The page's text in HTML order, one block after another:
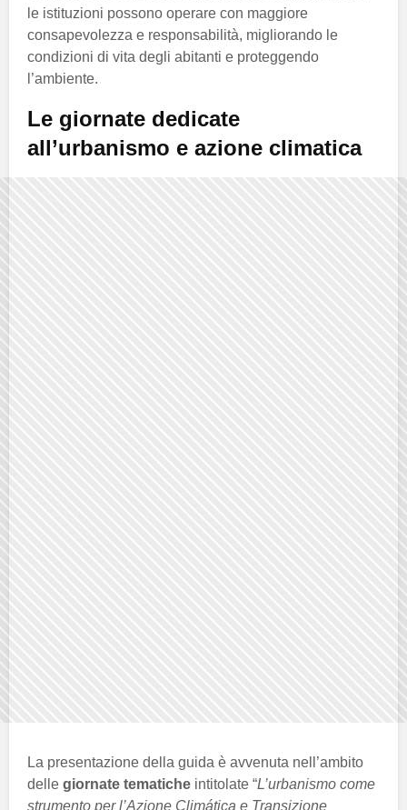
le istituzioni possono operare con maggiore
consapevolezza e responsabilità, migliorando le
condizioni di vita degli abitanti e proteggendo
l’ambiente.
Le giornate dedicate
all’urbanismo e azione climatica
La presentazione della guida è avvenuta nell’ambito
delle giornate tematiche intitolate “L’urbanismo come
strumento per l’Azione Climática e Transizione